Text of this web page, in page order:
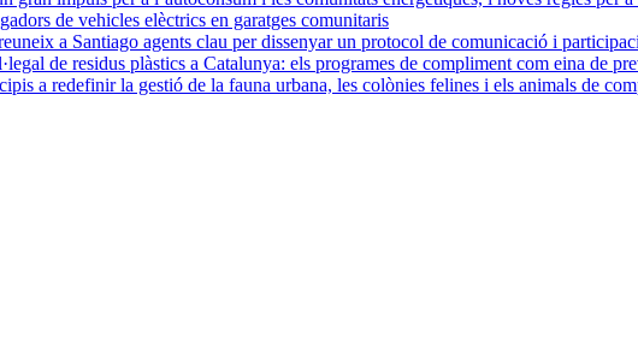
de vehicles elèctrics en garatges comunitaris
a Santiago agents clau per dissenyar un protocol de comunicació i
de residus plàstics a Catalunya: els programes de compliment com eina de
a redefinir la gestió de la fauna urbana, les colònies felines i els animals de